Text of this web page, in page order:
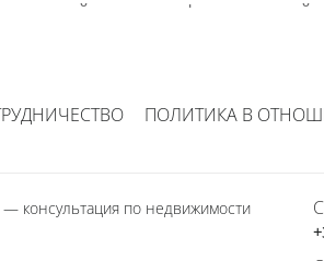
района - это информационный
размещена база объектов, с
ПОЛИТИКА В
— консультация по недвижимости